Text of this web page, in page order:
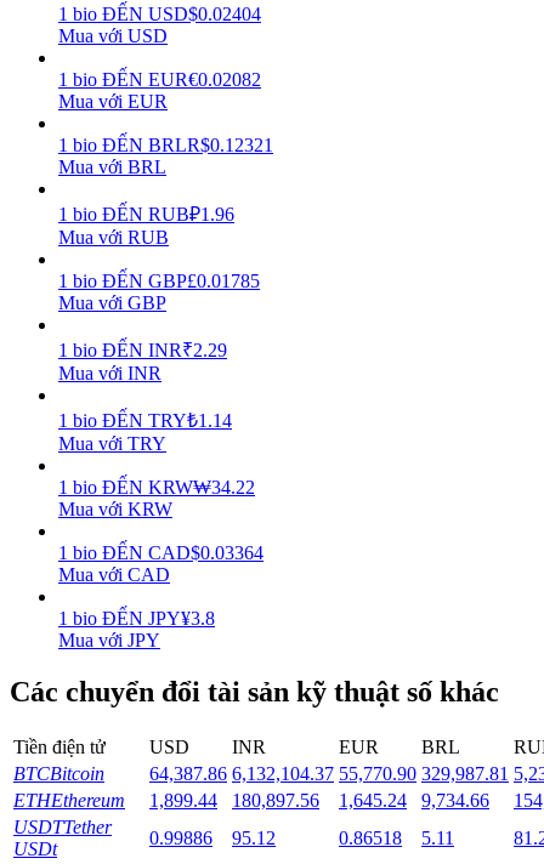
Power Piggy
Làm cho tài sản của bạn tăng giá trị đều đặn
Staking
Lợi nhuận cao và truy cập ngay lập tức
Launchpool
Đặt cọc linh hoạt để kiếm được các token phổ biến.
1 bio ĐẾN USD$0.02404
Mua với USD
1 bio ĐẾN EUR€0.02082
Mua với EUR
1 bio ĐẾN BRLR$0.12321
Mua với BRL
1 bio ĐẾN RUB₽1.96
Mua với RUB
1 bio ĐẾN GBP£0.01785
Mua với GBP
1 bio ĐẾN INR₹2.29
Mua với INR
1 bio ĐẾN TRY₺1.14
Mua với TRY
1 bio ĐẾN KRW₩34.22
Mua với KRW
1 bio ĐẾN CAD$0.03364
Mua với CAD
1 bio ĐẾN JPY¥3.8
Mua với JPY
Các chuyển đổi tài sản kỹ thuật số khác
Tiền điện tử USD INR EUR BRL
BTCBitcoin 64,387.86 6,132,104.37 55,770.90 329,987.81
ETHEthereum 1,899.44 180,897.56 1,645.24 9,734.66
USDTTether
USDt
0.99886 95.12 0.86518 5.11